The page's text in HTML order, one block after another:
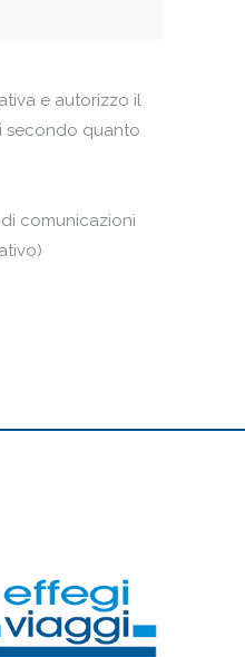
e autorizzo il
secondo quanto
comunicazioni